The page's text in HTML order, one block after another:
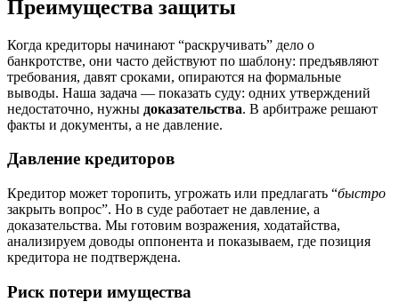
Преимущества защиты
Когда кредиторы начинают “раскручивать” дело о
банкротстве, они часто действуют по шаблону: предъявляют
требования, давят сроками, опираются на формальные
выводы. Наша задача — показать суду: одних утверждений
недостаточно, нужны доказательства. В арбитраже решают
факты и документы, а не давление.
Давление кредиторов
Кредитор может торопить, угрожать или предлагать “быстро
закрыть вопрос”. Но в суде работает не давление, а
доказательства. Мы готовим возражения, ходатайства,
анализируем доводы оппонента и показываем, где позиция
кредитора не подтверждена.
Риск потери имущества